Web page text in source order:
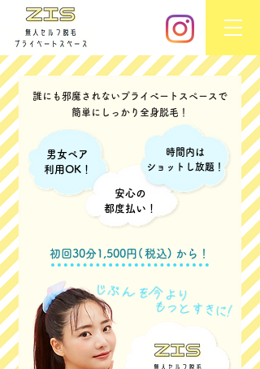
誰にも邪魔されないプライベートスペースで
簡単にしっかり全身脱毛！
男女ペア
利用OK！
安心の
都度払い！
時間内は
ショットし放題！
初回30分1,500円 ( 税込) から！